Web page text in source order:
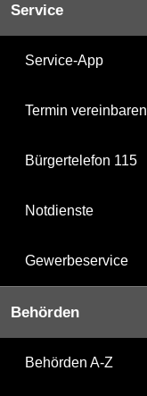
Service
Service-App
Termin vereinbaren
Bürgertelefon 115
Notdienste
Gewerbeservice
Behörden
Behörden A-Z